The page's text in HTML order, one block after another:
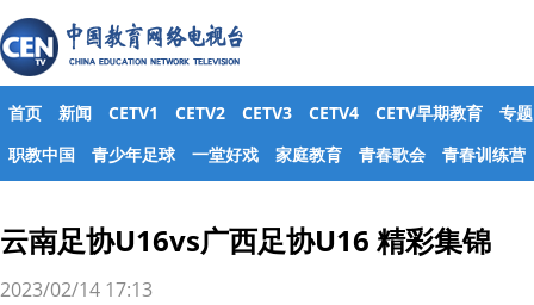
首页 新闻 CETV1 CETV2 CETV3 CETV4 CETV早期教育
专题
职教中国
青少年足球 一堂好戏 家庭教育 青春歌会 青春训练营
云南足协U16vs广西足协U16 精彩集锦
2023/02/14 17:13